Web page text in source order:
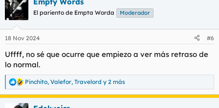
c
c
i
e
:
El pariento de Empta Worda Moderador
18 Nov 2024 #6
Uffff, no sé que ocurre que empiezo a ver más retraso de
lo normal.
R
e
a
Pinchito, Valefor, Travelord y 2 más